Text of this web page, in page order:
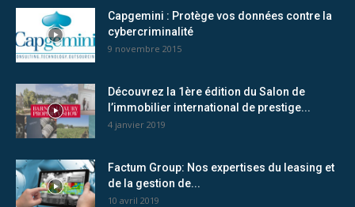
Capgemini : Protège vos données contre la
cybercriminalité
9 novembre 2015
Découvrez la 1ère édition du Salon de
l’immobilier international de prestige...
4 janvier 2019
Factum Group: Nos expertises du leasing et
de la gestion de...
10 avril 2019